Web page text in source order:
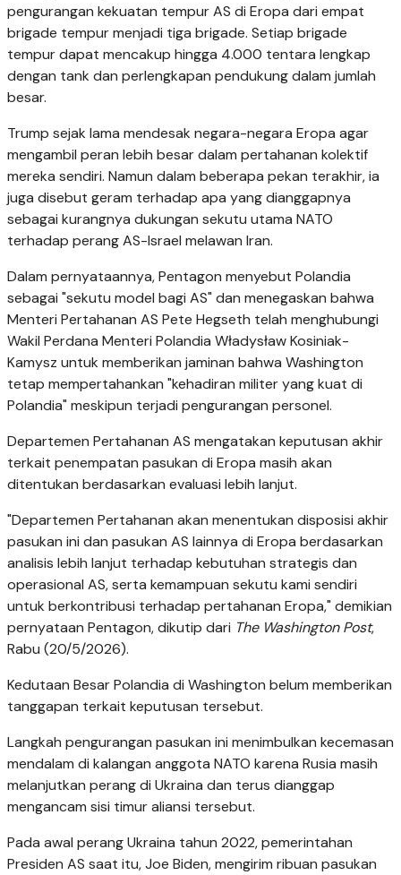
pengurangan kekuatan tempur AS di Eropa dari empat
brigade tempur menjadi tiga brigade. Setiap brigade
tempur dapat mencakup hingga 4.000 tentara lengkap
dengan tank dan perlengkapan pendukung dalam jumlah
besar.
Trump sejak lama mendesak negara-negara Eropa agar
mengambil peran lebih besar dalam pertahanan kolektif
mereka sendiri. Namun dalam beberapa pekan terakhir, ia
juga disebut geram terhadap apa yang dianggapnya
sebagai kurangnya dukungan sekutu utama NATO
terhadap perang AS-Israel melawan Iran.
Dalam pernyataannya, Pentagon menyebut Polandia
sebagai "sekutu model bagi AS" dan menegaskan bahwa
Menteri Pertahanan AS Pete Hegseth telah menghubungi
Wakil Perdana Menteri Polandia Władysław Kosiniak-
Kamysz untuk memberikan jaminan bahwa Washington
tetap mempertahankan "kehadiran militer yang kuat di
Polandia" meskipun terjadi pengurangan personel.
Departemen Pertahanan AS mengatakan keputusan akhir
terkait penempatan pasukan di Eropa masih akan
ditentukan berdasarkan evaluasi lebih lanjut.
"Departemen Pertahanan akan menentukan disposisi akhir
pasukan ini dan pasukan AS lainnya di Eropa berdasarkan
analisis lebih lanjut terhadap kebutuhan strategis dan
operasional AS, serta kemampuan sekutu kami sendiri
untuk berkontribusi terhadap pertahanan Eropa," demikian
pernyataan Pentagon, dikutip dari The Washington Post,
Rabu (20/5/2026).
Kedutaan Besar Polandia di Washington belum memberikan
tanggapan terkait keputusan tersebut.
Langkah pengurangan pasukan ini menimbulkan kecemasan
mendalam di kalangan anggota NATO karena Rusia masih
melanjutkan perang di Ukraina dan terus dianggap
mengancam sisi timur aliansi tersebut.
Pada awal perang Ukraina tahun 2022, pemerintahan
Presiden AS saat itu, Joe Biden, mengirim ribuan pasukan